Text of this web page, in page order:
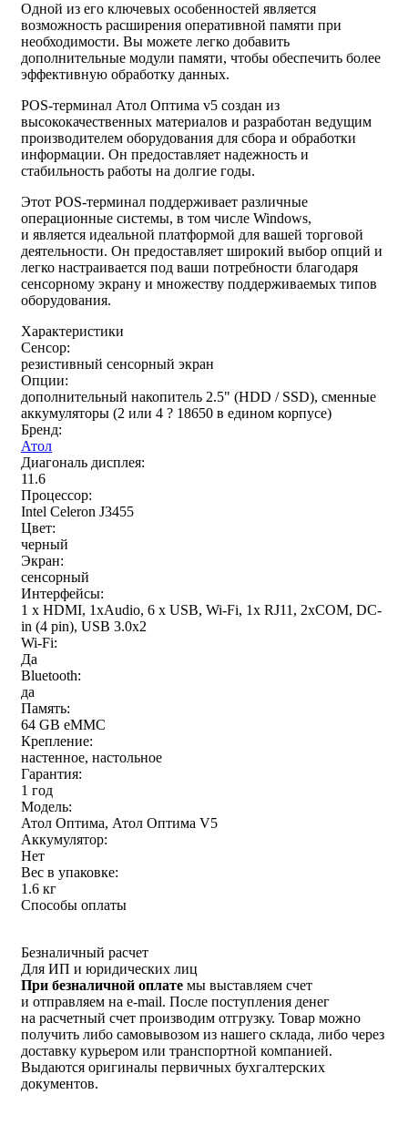
Одной из его ключевых особенностей является
возможность расширения оперативной памяти при
необходимости. Вы можете легко добавить
дополнительные модули памяти, чтобы обеспечить более
эффективную обработку данных.
POS-терминал Атол Оптима v5 создан из
высококачественных материалов и разработан ведущим
производителем оборудования для сбора и обработки
информации. Он предоставляет надежность и
стабильность работы на долгие годы.
Этот POS-терминал поддерживает различные
операционные системы, в том числе Windows,
и является идеальной платформой для вашей торговой
деятельности. Он предоставляет широкий выбор опций и
легко настраивается под ваши потребности благодаря
сенсорному экрану и множеству поддерживаемых типов
оборудования.
Характеристики
Сенсор:
резистивный сенсорный экран
Опции:
дополнительный накопитель 2.5" (HDD / SSD), сменные
аккумуляторы (2 или 4 ? 18650 в едином корпусе)
Бренд:
Атол
Диагональ дисплея:
11.6
Процессор:
Intel Celeron J3455
Цвет:
черный
Экран:
сенсорный
Интерфейсы:
1 x HDMI, 1xAudio, 6 x USB, Wi-Fi, 1x RJ11, 2хCOM, DC-
in (4 pin), USB 3.0х2
Wi-Fi:
Да
Bluetooth:
да
Память:
64 GB eMMC
Крепление:
настенное, настольное
Гарантия:
1 год
Модель:
Атол Оптима, Атол Оптима V5
Аккумулятор:
Нет
Вес в упаковке:
1.6 кг
Способы оплаты
Безналичный расчет
Для ИП и юридических лиц
При безналичной оплате мы выставляем счет
и отправляем на e-mail. После поступления денег
на расчетный счет производим отгрузку. Товар можно
получить либо самовывозом из нашего склада, либо через
доставку курьером или транспортной компанией.
Выдаются оригиналы первичных бухгалтерских
документов.